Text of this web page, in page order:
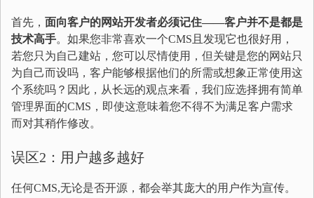
首先， 面向客户的网站开发者必须记住——客户并不是都是
技术高手。如果您非常喜欢一个CMS且发现它也很好用，
若您只为自己建站，您可以尽情使用，但关键是您的网站只
为自己而设吗，客户能够根据他们的所需或想象正常使用这
个系统吗？因此，从长远的观点来看，我们应选择拥有简单
管理界面的CMS，即使这意味着您不得不为满足客户需求
而对其稍作修改。
误区2：用户越多越好
任何CMS,无论是否开源，都会举其庞大的用户作为宣传。